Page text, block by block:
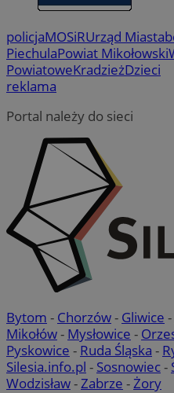
policjaMOSiRUrząd Miasta
PiechulaPowiat Mikołowski
PowiatoweKradzieżDzieci
reklama
Portal należy do sieci
Bytom - Chorzów- Gliwice -
Mikołów- Mysłowice -
Pyskowice - Ruda Śląska -
Silesia.info.pl - Sosnowiec-
Wodzisław-Zabrze -Żory